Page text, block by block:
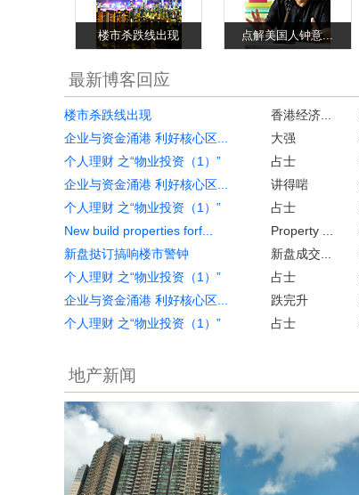
楼市杀跌线出现 点解美国人钟意...
最新博客回应
楼市杀跌线出现 香港经济...
企业与资金涌港 利好核心区...
大强
个人理财 之“物业投资（1）”
占士
企业与资金涌港 利好核心区...
讲得啱
个人理财 之“物业投资（1）”
占士
New build properties forf...
Property ...
新盘挞订搞响楼市警钟
新盘成交...
个人理财 之“物业投资（1）”
占士
企业与资金涌港 利好核心区...
跌完升
个人理财 之“物业投资（1）”
占士
地产新闻